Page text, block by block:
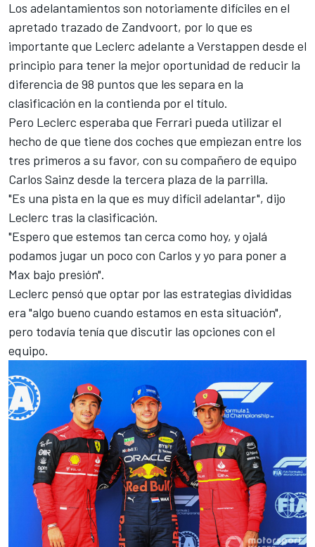
Los adelantamientos son notoriamente difíciles en el
apretado trazado de Zandvoort, por lo que es
importante que Leclerc adelante a Verstappen desde el
principio para tener la mejor oportunidad de reducir la
diferencia de 98 puntos que les separa en la
clasificación en la contienda por el título.
Pero Leclerc esperaba que Ferrari pueda utilizar el
hecho de que tiene dos coches que empiezan entre los
tres primeros a su favor, con su compañero de equipo
Carlos Sainz desde la tercera plaza de la parrilla.
"Es una pista en la que es muy difícil adelantar", dijo
Leclerc tras la clasificación.
"Espero que estemos tan cerca como hoy, y ojalá
podamos jugar un poco con Carlos y yo para poner a
Max bajo presión".
Leclerc pensó que optar por las estrategias divididas
era "algo bueno cuando estamos en esta situación",
pero todavía tenía que discutir las opciones con el
equipo.